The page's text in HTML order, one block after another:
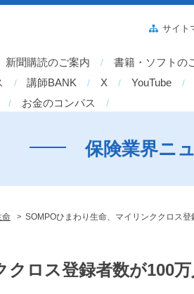
新聞購読のご案内 書籍・ソフトの
講師BANK X YouTube
お金のコンパス
サイト
保険業界ニ
命 > SOMPOひまわり生命、マイリンククロス
ロス登録者数が100